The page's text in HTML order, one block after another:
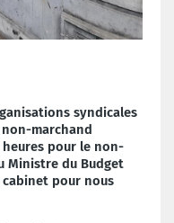
syndicales
marchand
pour le non-
Ministre du Budget
cabinet pour nous